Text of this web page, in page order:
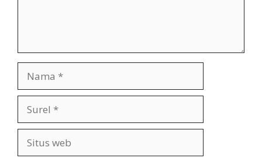
web